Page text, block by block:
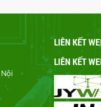
LIÊN KẾT
LIÊN KẾT